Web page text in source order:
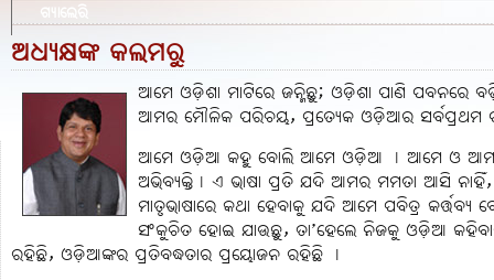
ଗ୍ୟାଲେରି
ଅଧ୍ୟକ୍ଷଙ୍କ କଲମରୁ
ଆମେ ଓଡ଼ିଶା ମାଟିରେ ଜନ୍ମିଛୁ; ଓଡ଼ିଶା ପାଣି ପବନରେ
ଆମର ମୌଳିକ ପରିଚୟ, ପ୍ରତ୍ୟେକ ଓଡ଼ିଆର
ଆମେ ଓଡ଼ିଆ କହୁ ବୋଲି ଆମେ ଓଡ଼ିଆ ୤ ଆମେ ଓ ଆମ
ଅଭିବ୍ୟକ୍ତି୤ ଏ ଭାଷା ପ୍ରତି ଯଦି ଆମର ମମତା ଆସି
ମାତୃଭାଷାରେ କଥା ହେବାକୁ ଯଦି ଆମେ ପବିତ୍ର
ସଂକୁଚିତ ହୋଇ ଯାଉଛୁ, ତା’ହେଲେ ନିଜକୁ ଓଡ଼ିଆ
ରହିଛି, ଓଡ଼ିଆଙ୍କର ପ୍ରତିବଦ୍ଧତାର ପ୍ରୟୋଜନ ରହିଛି ୤